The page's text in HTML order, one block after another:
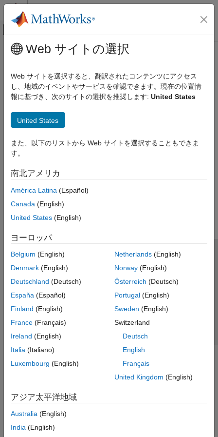
コンテンツへスキップ
オフキャンバス ナビゲーション メ
ドキュメンテーションのホーム
メインコンテンツ
Web サイトの選択
Web サイトを選択すると、翻訳されたコンテンツにアクセス
し、地域のイベントやサービスを確認できます。現在の位置情
報に基づき、次のサイトの選択を推奨します: United States
United States
また、以下のリストから Web サイトを選択することもできま
す。
南北アメリカ
América Latina (Español)
Canada (English)
United States (English)
ヨーロッパ
Belgium (English)
Denmark (English)
Deutschland (Deutsch)
España (Español)
Finland (English)
France (Français)
Ireland (English)
Italia (Italiano)
Luxembourg (English)
Netherlands(English)
Norway(English)
Österreich (Deutsch)
Portugal(English)
Sweden (English)
Switzerland
Deutsch
English
Français
United Kingdom (English)
アジア太平洋地域
Australia (English)
India (English)
トラストセンター
プライバシー ポリシー
違法コピー防止
アプリケーション ステータス
© 1994-2026 The MathWorks, Inc.